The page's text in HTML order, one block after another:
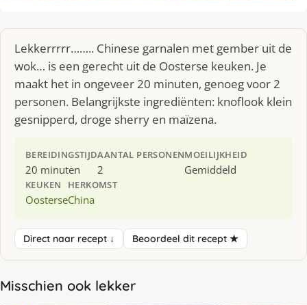
Lekkerrrrr…….. Chinese garnalen met gember uit de
wok… is een gerecht uit de Oosterse keuken. Je
maakt het in ongeveer 20 minuten, genoeg voor 2
personen. Belangrijkste ingrediënten: knoflook klein
gesnipperd, droge sherry en maïzena.
BEREIDINGSTIJD
20 minuten
AANTAL PERSONEN
2
MOEILIJKHEID
Gemiddeld
KEUKEN
Oosterse
HERKOMST
China
Direct naar recept ↓ Beoordeel dit recept ★
Misschien ook lekker